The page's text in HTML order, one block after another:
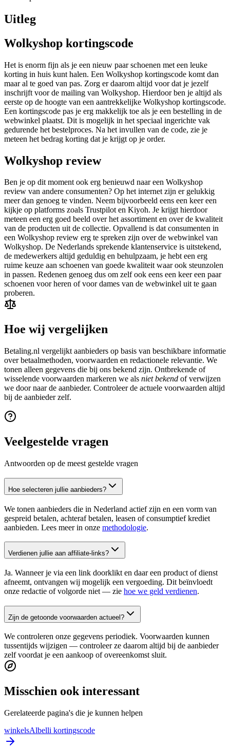
Uitleg
Wolkyshop kortingscode
Het is enorm fijn als je een nieuw paar schoenen met een leuke
korting in huis kunt halen. Een Wolkyshop kortingscode komt dan
maar al te goed van pas. Zorg er daarom altijd voor dat je jezelf
inschrijft voor de mailing van Wolkyshop. Hierdoor ben je altijd als
eerste op de hoogte van een aantrekkelijke Wolkyshop kortingscode.
Een kortingscode pas je erg makkelijk toe als je een bestelling in de
webwinkel plaatst. Dit is mogelijk in het speciaal ingerichte vak
gedurende het bestelproces. Na het invullen van de code, zie je
meteen het bedrag korting dat je krijgt op je order.
Wolkyshop review
Ben je op dit moment ook erg benieuwd naar een Wolkyshop
review van andere consumenten? Op het internet zijn er gelukkig
meer dan genoeg te vinden. Neem bijvoorbeeld eens een keer een
kijkje op platforms zoals Trustpilot en Kiyoh. Je krijgt hierdoor
meteen een erg goed beeld over het assortiment en over de kwaliteit
van de producten uit de collectie. Opvallend is dat consumenten in
een Wolkyshop review erg te spreken zijn over de webwinkel van
Wolkyshop. De Nederlands sprekende klantenservice is uitstekend,
de medewerkers altijd geduldig en behulpzaam, je hebt een erg
ruime keuze aan schoenen van goede kwaliteit waar ook steunzolen
in passen. Redenen genoeg dus om zelf ook eens een keer een paar
schoenen voor heren of voor dames van de webwinkel uit te gaan
proberen.
Hoe wij vergelijken
Betaling.nl vergelijkt aanbieders op basis van beschikbare informatie
over betaalmethoden, voorwaarden en redactionele relevantie. We
tonen alleen gegevens die bij ons bekend zijn. Ontbrekende of
wisselende voorwaarden markeren we als niet bekend of verwijzen
we door naar de aanbieder. Controleer de actuele voorwaarden altijd
bij de aanbieder zelf.
Veelgestelde vragen
Antwoorden op de meest gestelde vragen
Hoe selecteren jullie aanbieders?
We tonen aanbieders die in Nederland actief zijn en een vorm van
gespreid betalen, achteraf betalen, leasen of consumptief krediet
aanbieden. Lees meer in onze methodologie.
Verdienen jullie aan affiliate-links?
Ja. Wanneer je via een link doorklikt en daar een product of dienst
afneemt, ontvangen wij mogelijk een vergoeding. Dit beïnvloedt
onze redactie of volgorde niet — zie hoe we geld verdienen.
Zijn de getoonde voorwaarden actueel?
We controleren onze gegevens periodiek. Voorwaarden kunnen
tussentijds wijzigen — controleer ze daarom altijd bij de aanbieder
zelf voordat je een aankoop of overeenkomst sluit.
Misschien ook interessant
Gerelateerde pagina's die je kunnen helpen
winkelsAlbelli kortingscode